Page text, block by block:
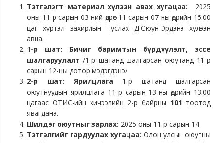
Тэтгэлэгт материал хүлээн авах хугацаа: 2025
оны 11-р сарын 03-ний өдрөөс 11 сарын 07-ны өдрийн 15:00
цаг хүртэл захирлын туслах Д.Оюун-Эрдэнэ хүлээн
авна.
1-р шат:
Бичиг баримтын бүрдүүлэлт, эссе
шалгаруулалт /1-р шатанд шалгарсан оюутанд 11-р
сарын 12-ны дотор мэдэгдэнэ/
2-р шат: Ярилцлага 1-р шатанд шалгарсан
оюутнуудын ярилцлага 11-р сарын 13-ны өдрийн 13.00
цагаас ОТИС-ийн хичээлийн 2-р байрны 101 тоотод
явагдана.
Шилдэг оюутныг зарлах: 2025 оны 11-р сарын 14
Тэтгэлгийг гардуулах хугацаа: Олон улсын оюутны